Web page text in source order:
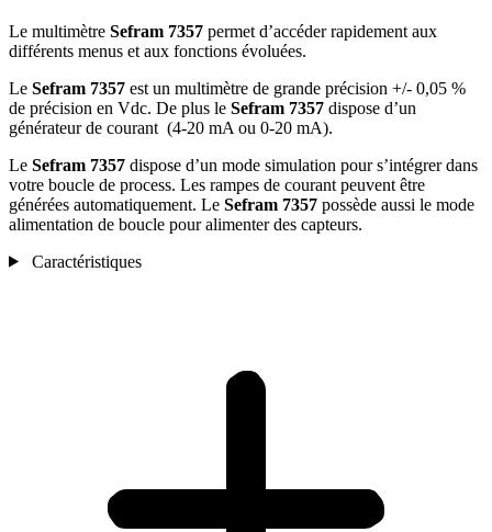
Le multimètre Sefram 7357 permet d’accéder rapidement aux
différents menus et aux fonctions évoluées.
Le Sefram 7357 est un multimètre de grande précision +/- 0,05 %
de précision en Vdc. De plus le Sefram 7357 dispose d’un
générateur de courant (4-20 mA ou 0-20 mA).
Le Sefram 7357 dispose d’un mode simulation pour s’intégrer dans
votre boucle de process. Les rampes de courant peuvent être
générées automatiquement. Le Sefram 7357 possède aussi le mode
alimentation de boucle pour alimenter des capteurs.
Caractéristiques